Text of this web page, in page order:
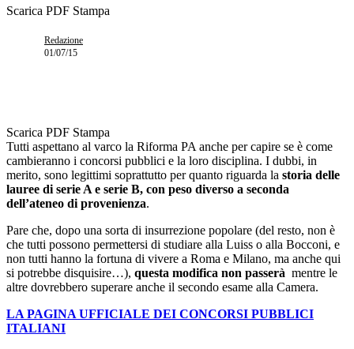
Scarica PDF Stampa
Redazione
01/07/15
Scarica PDF Stampa
Tutti aspettano al varco la Riforma PA anche per capire se è come
cambieranno i concorsi pubblici e la loro disciplina. I dubbi, in
merito, sono legittimi soprattutto per quanto riguarda la storia delle
lauree di serie A e serie B, con peso diverso a seconda
dell’ateneo di provenienza.
Pare che, dopo una sorta di insurrezione popolare (del resto, non è
che tutti possono permettersi di studiare alla Luiss o alla Bocconi, e
non tutti hanno la fortuna di vivere a Roma e Milano, ma anche qui
si potrebbe disquisire…), questa modifica non passerà mentre le
altre dovrebbero superare anche il secondo esame alla Camera.
LA PAGINA UFFICIALE DEI CONCORSI PUBBLICI
ITALIANI